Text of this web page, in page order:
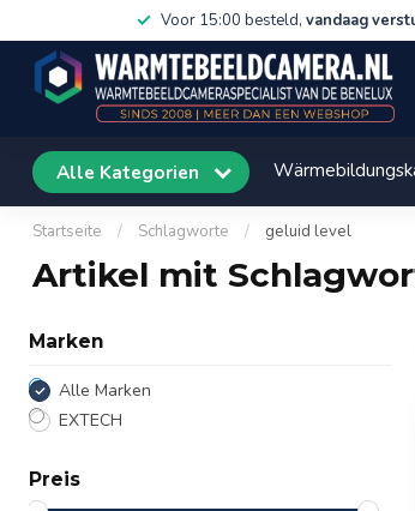
Voor 15:00 besteld, vandaag
Alle Kategorien
Startseite / Schlagworte / geluid level
Artikel mit
Marken
Alle Marken
EXTECH
Preis